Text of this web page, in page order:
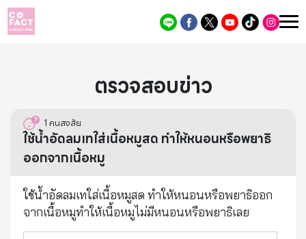
ตรวจสอบข่าว
1 คนสงสัย
ใช้น้ำอัดลมเทใส่เนื้อหมูสด ทำให้หนอนหรือพยาธิ
ออกจากเนื้อหมู
ใช้น้ำอัดลมเทใส่เนื้อหมูสด ทำให้หนอนหรือพยาธิออก
จากเนื้อหมูทำให้เนื้อหมูไม่มีหนอนหรือพยาธิเลย